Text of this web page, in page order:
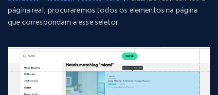
página real, procuraremos todos os elementos na página
que correspondam a esse seletor.